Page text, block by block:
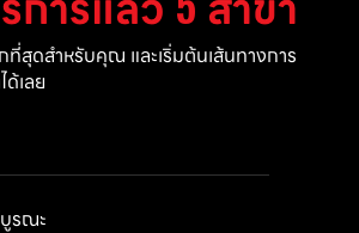
ที่สุดสำหรับคุณ และเริ่มต้นเส้นทางการ
ด้เลย
รณะ